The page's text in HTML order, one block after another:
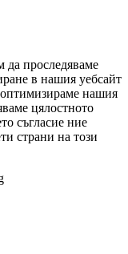
проследяваме
в нашия уебсайт
нашия
цялостното
съгласие ние
страни на този